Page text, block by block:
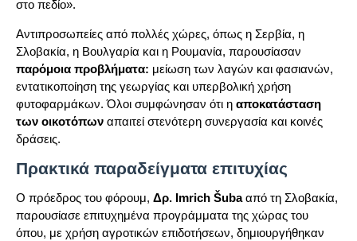
στο πεδίο».
Αντιπροσωπείες από πολλές χώρες, όπως η Σερβία, η
Σλοβακία, η Βουλγαρία και η Ρουμανία, παρουσίασαν
παρόμοια προβλήματα: μείωση των λαγών και φασιανών,
εντατικοποίηση της γεωργίας και υπερβολική χρήση
φυτοφαρμάκων. Όλοι συμφώνησαν ότι η αποκατάσταση
των οικοτόπων απαιτεί στενότερη συνεργασία και κοινές
δράσεις.
Πρακτικά παραδείγματα επιτυχίας
Ο πρόεδρος του φόρουμ, Δρ. Imrich Šubaαπό τη Σλοβακία,
παρουσίασε επιτυχημένα προγράμματα της χώρας του
όπου, με χρήση αγροτικών επιδοτήσεων, δημιουργήθηκαν